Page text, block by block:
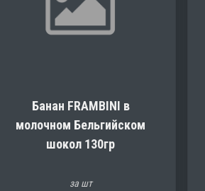
Банан FRAMBINI в
молочном Бельгийском
шокол 130гр
за шт